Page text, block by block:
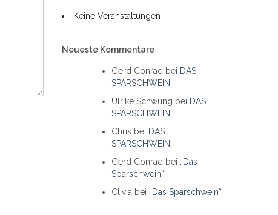
Keine Veranstaltungen
Neueste Kommentare
Gerd Conrad bei DAS
SPARSCHWEIN
Ulrike Schwung bei DAS
SPARSCHWEIN
Chris bei DAS
SPARSCHWEIN
Gerd Conrad bei „Das
Sparschwein“
Clivia bei „Das Sparschwein“